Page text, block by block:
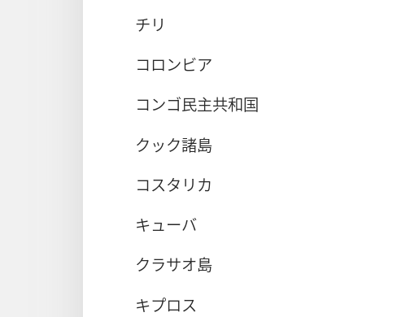
チリ
コロンビア
コンゴ民主共和国
クック諸島
コスタリカ
キューバ
クラサオ島
キプロス